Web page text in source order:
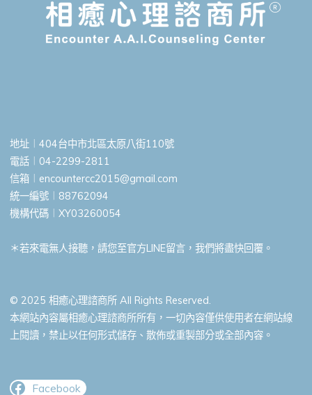
地址︱404台中市北區太原八街110號
電話︱04-2299-2811
信箱︱ encountercc2015@gmail.com
統一編號︱88762094
機構代碼︱XY03260054
＊若來電無人接聽，請您至官方LINE留言，我們將盡快回覆。
© 2025 相癒心理諮商所 All Rights Reserved.
本網站內容屬相癒心理諮商所所有，一切內容僅供使用者在網站線
上閱讀，禁止以任何形式儲存、散佈或重製部分或全部內容。
Facebook